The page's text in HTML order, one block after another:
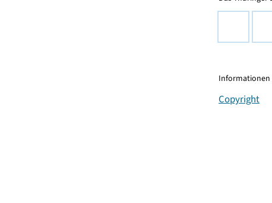
Informationen
Copyright